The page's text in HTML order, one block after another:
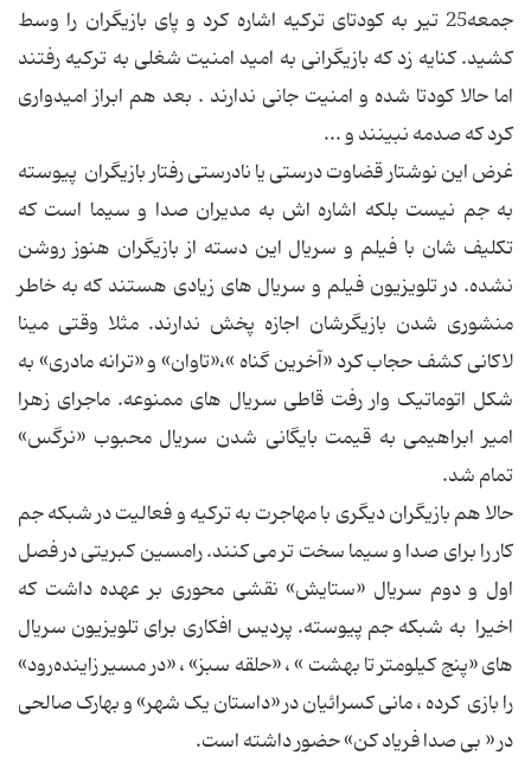
جمعه25 تیر به کودتای ترکیه اشاره کرد و پای بازیگران را وسط
کشید. کنایه زد که بازیگرانی به امید امنیت شغلی به ترکیه رفتند
اما حالا کودتا شده و امنیت جانی ندارند . بعد هم ابراز امیدواری
کرد که صدمه نبینند و ...
غرض این نوشتار قضاوت درستی یا نادرستی رفتار بازیگران پیوسته
به جم نیست بلکه اشاره اش به مدیران صدا و سیما است که
تکلیف شان با فیلم و سریال این دسته از بازیگران هنوز روشن
نشده. در تلویزیون فیلم و سریال های زیادی هستند که به خاطر
منشوری شدن بازیگرشان اجازه پخش ندارند. مثلا وقتی مینا
لاکانی کشف حجاب کرد «آخرین گناه »،«تاوان» و «ترانه مادری» به
شکل اتوماتیک وار رفت قاطی سریال های ممنوعه. ماجرای زهرا
امیر ابراهیمی به قیمت بایگانی شدن سریال محبوب «نرگس»
تمام شد.
حالا هم بازیگران دیگری با مهاجرت به ترکیه و فعالیت در شبکه جم
کار را برای صدا و سیما سخت تر می کنند. رامسین کبریتی در فصل
اول و دوم سریال «ستایش» نقشی محوری بر عهده داشت که
اخیرا به شبکه جم پیوسته. پردیس افکاری برای تلویزیون سریال
های «پنج کیلومتر تا بهشت » ، «حلقه سبز» ، «در مسیر زاینده‌رود»
را بازی کرده ، مانی کسرائیان در «داستان یک شهر» و بهارک صالحی
در « بی صدا فریاد کن» حضور داشته است.